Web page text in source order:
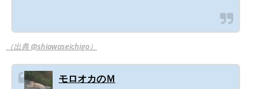
（出典 @shiawaseichigo）
モロオカのＭ